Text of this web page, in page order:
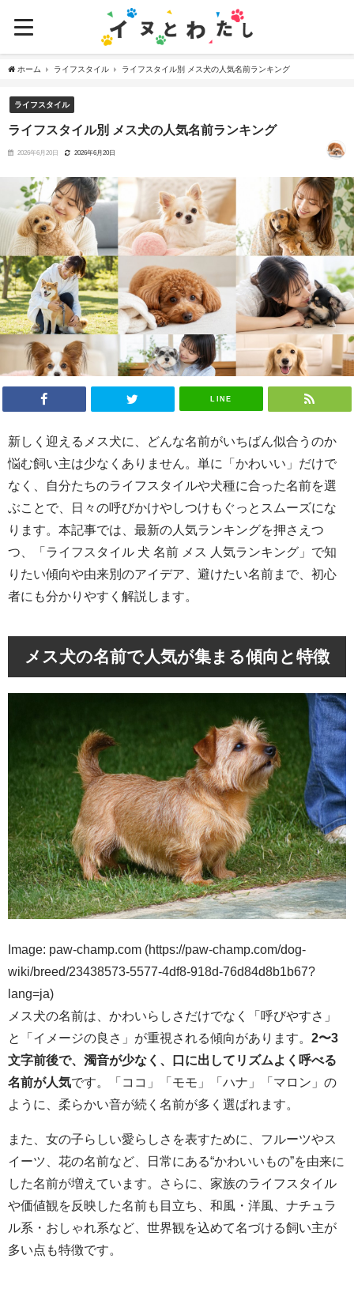
ホーム ライフスタイル ライフスタイル別 メス犬の人気名前ランキング
ライフスタイル
ライフスタイル別 メス犬の人気名前ランキング
2026年6月20日 2026年6月20日
LINE
新しく迎えるメス犬に、どんな名前がいちばん似合うのか
悩む飼い主は少なくありません。単に「かわいい」だけで
なく、自分たちのライフスタイルや犬種に合った名前を選
ぶことで、日々の呼びかけやしつけもぐっとスムーズにな
ります。本記事では、最新の人気ランキングを押さえつ
つ、「ライフスタイル 犬 名前 メス 人気ランキング」で知
りたい傾向や由来別のアイデア、避けたい名前まで、初心
者にも分かりやすく解説します。
メス犬の名前で人気が集まる傾向と特徴
Image: paw-champ.com (https://paw-champ.com/dog-
wiki/breed/23438573-5577-4df8-918d-76d84d8b1b67?
lang=ja)
メス犬の名前は、かわいらしさだけでなく「呼びやすさ」
と「イメージの良さ」が重視される傾向があります。 2〜3
文字前後で、濁音が少なく、口に出してリズムよく呼べる
名前が人気です。「ココ」「モモ」「ハナ」「マロン」の
ように、柔らかい音が続く名前が多く選ばれます。
また、女の子らしい愛らしさを表すために、フルーツやス
イーツ、花の名前など、日常にある“かわいいもの”を由来に
した名前が増えています。さらに、家族のライフスタイル
や価値観を反映した名前も目立ち、和風・洋風、ナチュラ
ル系・おしゃれ系など、世界観を込めて名づける飼い主が
多い点も特徴です。